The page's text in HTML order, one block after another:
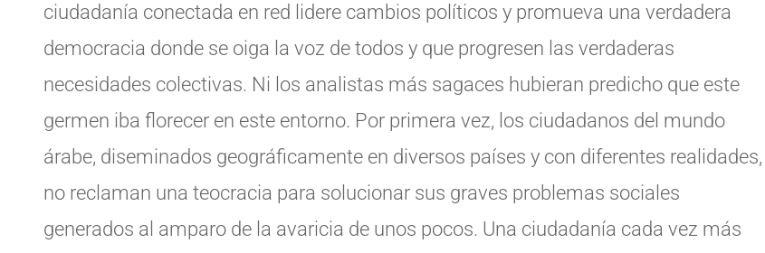
ciudadanía conectada en red lidere cambios políticos y promueva una verdadera
democracia donde se oiga la voz de todos y que progresen las verdaderas
necesidades colectivas. Ni los analistas más sagaces hubieran predicho que este
germen iba florecer en este entorno. Por primera vez, los ciudadanos del mundo
árabe, diseminados geográficamente en diversos países y con diferentes realidades,
no reclaman una teocracia para solucionar sus graves problemas sociales
generados al amparo de la avaricia de unos pocos. Una ciudadanía cada vez más